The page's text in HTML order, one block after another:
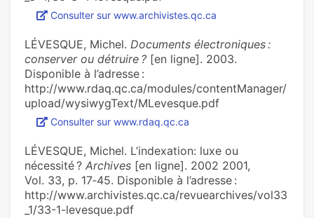
Consulter sur www.archivistes.qc.ca
LÉVESQUE, Michel. Documents électroniques :
conserver ou détruire ? [en ligne]. 2003.
Disponible à l’adresse :
http://www.rdaq.qc.ca/modules/contentManager/
upload/wysiwygText/MLevesque.pdf
Consulter sur www.rdaq.qc.ca
LÉVESQUE, Michel. L’indexation: luxe ou
nécessité ? Archives [en ligne]. 2002 2001,
Vol. 33, p. 17‑45. Disponible à l’adresse :
http://www.archivistes.qc.ca/revuearchives/vol33
_1/33-1-levesque.pdf